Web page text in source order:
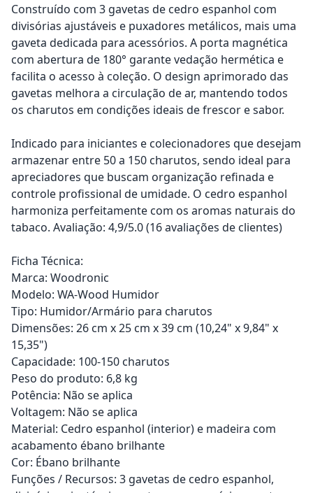
Construído com 3 gavetas de cedro espanhol com
divisórias ajustáveis e puxadores metálicos, mais uma
gaveta dedicada para acessórios. A porta magnética
com abertura de 180° garante vedação hermética e
facilita o acesso à coleção. O design aprimorado das
gavetas melhora a circulação de ar, mantendo todos
os charutos em condições ideais de frescor e sabor.
Indicado para iniciantes e colecionadores que desejam
armazenar entre 50 a 150 charutos, sendo ideal para
apreciadores que buscam organização refinada e
controle profissional de umidade. O cedro espanhol
harmoniza perfeitamente com os aromas naturais do
tabaco. Avaliação: 4,9/5.0 (16 avaliações de clientes)
Ficha Técnica:
Marca: Woodronic
Modelo: WA-Wood Humidor
Tipo: Humidor/Armário para charutos
Dimensões: 26 cm x 25 cm x 39 cm (10,24" x 9,84" x
15,35")
Capacidade: 100-150 charutos
Peso do produto: 6,8 kg
Potência: Não se aplica
Voltagem: Não se aplica
Material: Cedro espanhol (interior) e madeira com
acabamento ébano brilhante
Cor: Ébano brilhante
Funções / Recursos: 3 gavetas de cedro espanhol,